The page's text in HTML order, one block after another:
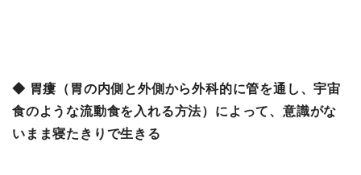
◆ 胃瘻（胃の内側と外側から外科的に管を通し、宇宙
食のような流動食を入れる方法）によって、意識がな
いまま寝たきりで生きる